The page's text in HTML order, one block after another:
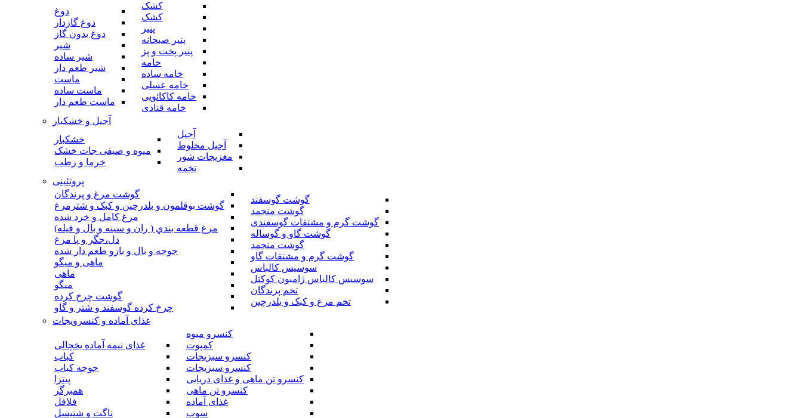
کشک
کشک
پنیر
پنیر صبحانه
پنیر پخت و پز
خامه
خامه ساده
خامه عسلی
خامه کاکائویی
خامه قنادی
دوغ
دوغ گازدار
دوغ بدون گاز
شیر
شیر ساده
شیر طعم دار
ماست
ماست ساده
ماست طعم دار
آجیل و خشکبار
آجیل
آجیل مخلوط
مغزیجات شور
تخمه
خشکبار
میوه و صیفی جات خشک
خرما و رطب
پروتئینی
گوشت گوسفند
گوشت منجمد
گوشت گرم و مشتقات گوسفندی
گوشت گاو و گوساله
گوشت منجمد
گوشت گرم و مشتقات گاو
سوسیس کالباس
سوسیس کالباس ژامبون کوکتل
تخم پرندگان
تخم مرغ و کبک و بلدرچین
گوشت مرغ و پرندگان
گوشت بوقلمون و بلدرچین و کبک و شترمرغ
مرغ کامل و خرد شده
مرغ قطعه بندي ( ران و سينه و بال و فيله)
دل،جگر و پا مرغ
جوجه و بال و بازو طعم دار شده
ماهی و میگو
ماهی
میگو
گوشت چرخ کرده
چرخ کرده گوسفند و شتر و گاو
غذای آماده و کنسرویجات
کنسرو میوه
کمپوت
کنسرو سبزیجات
کنسرو سبزیجات
کنسرو تن ماهی و غذای دریایی
کنسرو تن ماهی
غذای آماده
سوپ
غذای نیمه آماده یخچالی
کباب
جوجه کباب
پیتزا
همبرگر
فلافل
ناگت و شنیسل